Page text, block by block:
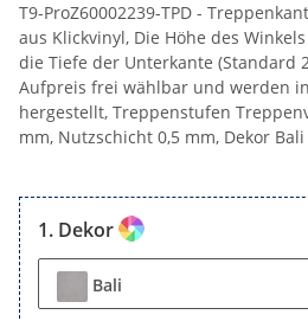
T9-ProZ60002239-TPD -
aus Klickvinyl, Die Höhe des
die Tiefe der Unterkante (Standard
Aufpreis frei wählbar und werden
hergestellt, Treppenstufen
mm, Nutzschicht 0,5 mm, Dekor Bali
Dekor
Bali